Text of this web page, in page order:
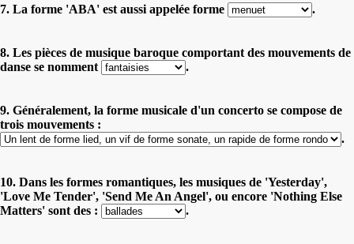
7. La forme 'ABA' est aussi appelée forme .
8. Les pièces de musique baroque comportant des mouvements de
danse se nomment
.
9. Généralement, la forme musicale d'un concerto se compose de
trois mouvements :
.
10. Dans les formes romantiques, les musiques de 'Yesterday',
'Love Me Tender', 'Send Me An Angel', ou encore 'Nothing Else
Matters' sont des :
.